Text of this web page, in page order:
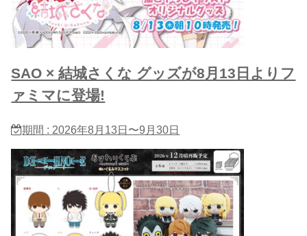
SAO × 結城さくな グッズが8月13日よりフ
ァミマに登場!
期間 : 2026年8月13日〜9月30日